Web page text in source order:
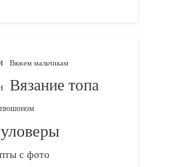
Вяжем мальчикам
Вязание топа
с фото